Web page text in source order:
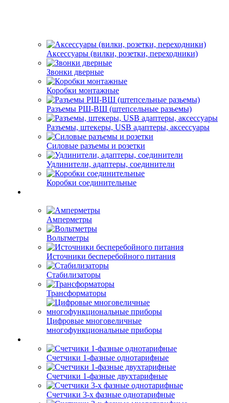
Аксессуары (вилки, розетки, переходники)
Звонки дверные
Коробки монтажные
Разъемы РШ-ВШ (штепсельные разьемы)
Разъемы, штекеры, USB адаптеры, аксессуары
Силовые разъемы и розетки
Удлинители, адаптеры, соединители
Коробки соединительные
Амперметры
Вольтметры
Источники бесперебойного питания
Стабилизаторы
Трансформаторы
Цифровые многовеличные
многофункциональные приборы
Счетчики 1-фазные однотарифные
Счетчики 1-фазные двухтарифные
Счетчики 3-х фазные однотарифные